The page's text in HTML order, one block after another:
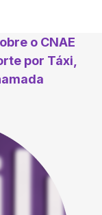
o CNAE
por Táxi,